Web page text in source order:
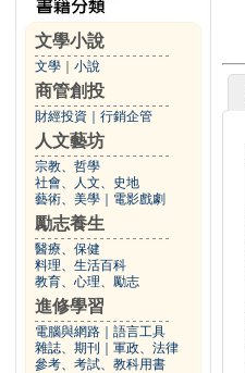
文學小說
文學 小說
商管創投
財經投資 行銷企管
人文藝坊
宗教、哲學
社會、人文、史地
藝術、美學
電影戲劇
勵志養生
醫療、保健
料理、生活百科
教育、心理、勵志
進修學習
電腦與網路
語言工具
雜誌、期刊
軍政、法律
參考、考試、教科用書